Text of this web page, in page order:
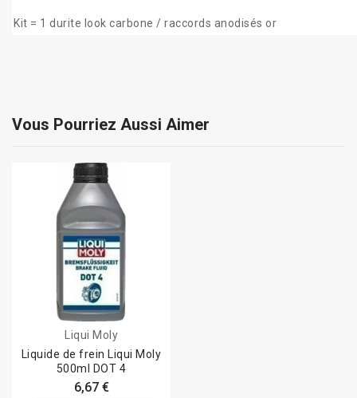
Kit = 1 durite look carbone / raccords anodisés or
Vous Pourriez Aussi Aimer
Liqui Moly
Liquide de frein Liqui Moly
500ml DOT 4
6,67 €